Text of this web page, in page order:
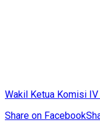
Wakil Ketua Komisi
Share on Facebook